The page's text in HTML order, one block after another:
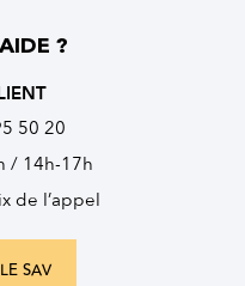
?
50 20
/ 14h-17h
de l’appel
SAV